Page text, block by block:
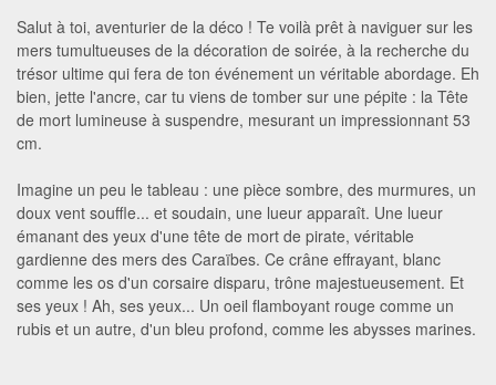
Salut à toi, aventurier de la déco ! Te voilà prêt à naviguer sur les
mers tumultueuses de la décoration de soirée, à la recherche du
trésor ultime qui fera de ton événement un véritable abordage. Eh
bien, jette l'ancre, car tu viens de tomber sur une pépite : la Tête
de mort lumineuse à suspendre, mesurant un impressionnant 53
cm.
Imagine un peu le tableau : une pièce sombre, des murmures, un
doux vent souffle... et soudain, une lueur apparaît. Une lueur
émanant des yeux d'une tête de mort de pirate, véritable
gardienne des mers des Caraïbes. Ce crâne effrayant, blanc
comme les os d'un corsaire disparu, trône majestueusement. Et
ses yeux ! Ah, ses yeux... Un oeil flamboyant rouge comme un
rubis et un autre, d'un bleu profond, comme les abysses marines.